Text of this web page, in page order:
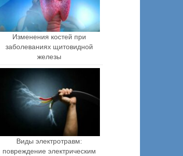
Изменения костей при
заболеваниях щитовидной
железы
Виды электротравм:
повреждение электрическим